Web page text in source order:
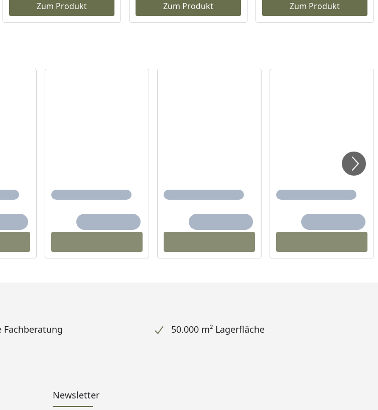
Zum Produkt Zum Produkt Zum Produkt
Fachberatung 50.000 m² Lagerfläche
Newsletter